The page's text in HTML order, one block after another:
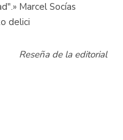
Marcel Socías
delici
Reseña de la editorial